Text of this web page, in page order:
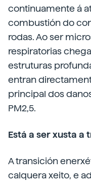
continuamente á
combustión do
rodas. Ao ser
respiratorias
estruturas
entran
principal dos
PM2,5.
Está a ser xusta
A transición
calquera xeito, e